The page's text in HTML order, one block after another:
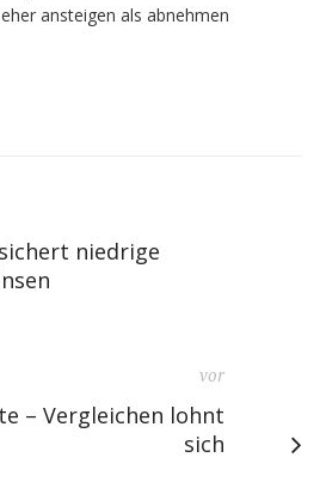
ansteigen als abnehmen
niedrige
vor
– Vergleichen lohnt
sich